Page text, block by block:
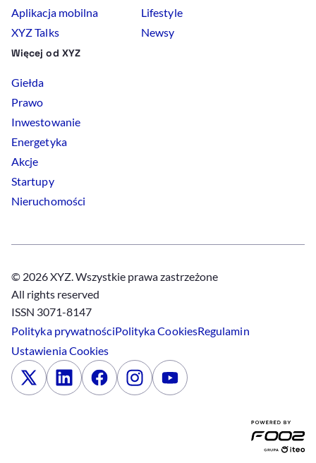
Aplikacja mobilna
XYZ Talks
Lifestyle
Newsy
Więcej od XYZ
Giełda
Prawo
Inwestowanie
Energetyka
Akcje
Startupy
Nieruchomości
© 2026 XYZ. Wszystkie prawa zastrzeżone
All rights reserved
ISSN 3071-8147
Polityka prywatnościPolitykaCookiesRegulamin
UstawieniaCookies
x LinkedinFacebookInstagramYoutube